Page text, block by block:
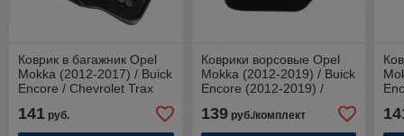
Коврик в багажник Opel
Mokka (2012-2017) / Buick
Encore / Chevrolet Trax
(Rezaw-Plast)
141 руб.
Коврики ворсовые Opel
Mokka (2012-2019) / Buick
Encore (2012-2019) /
Chevrolet Trax (Duomat)
139руб./комплект